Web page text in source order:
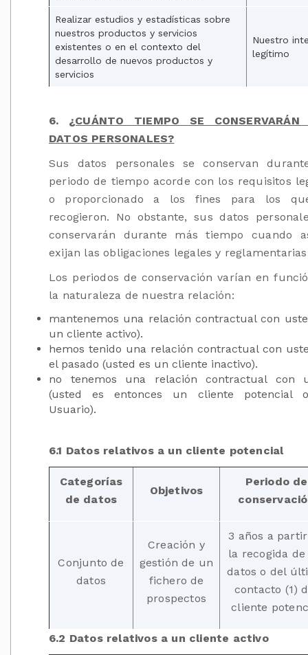
Realizar estudios y estadísticas sobre
nuestros productos y servicios
existentes o en el contexto del
desarrollo de nuevos productos y
servicios
Nuestro
legítimo
6. ¿CUÁNTO TIEMPO SE CONSERVARÁN
DATOS PERSONALES?
Sus datos personales se conservan
periodo de tiempo acorde con los requisitos
o proporcionado a los fines para los
recogieron. No obstante, sus datos
conservarán durante más tiempo cuando
exijan las obligaciones legales y
Los periodos de conservación varían en
la naturaleza de nuestra relación:
mantenemos una relación contractual con
un cliente activo).
hemos tenido una relación contractual con
el pasado (usted es un cliente inactivo).
no tenemos una relación contractual con
(usted es entonces un cliente potencial
Usuario).
6.1 Datos relativos a un cliente potencial
Categorías
de datos
Objetivos
Periodo de
Conjunto de
datos
Creación y
gestión de un
fichero de
prospectos
3 años a
la recogida de
datos o del
contacto (1)
cliente
6.2 Datos relativos a un cliente activo